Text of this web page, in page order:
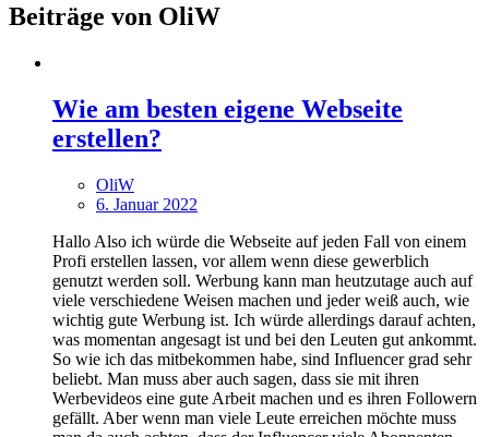
Beiträge von OliW
Wie am besten eigene Webseite
erstellen?
OliW
6. Januar 2022
Hallo Also ich würde die Webseite auf jeden Fall von einem
Profi erstellen lassen, vor allem wenn diese gewerblich
genutzt werden soll. Werbung kann man heutzutage auch auf
viele verschiedene Weisen machen und jeder weiß auch, wie
wichtig gute Werbung ist. Ich würde allerdings darauf achten,
was momentan angesagt ist und bei den Leuten gut ankommt.
So wie ich das mitbekommen habe, sind Influencer grad sehr
beliebt. Man muss aber auch sagen, dass sie mit ihren
Werbevideos eine gute Arbeit machen und es ihren Followern
gefällt. Aber wenn man viele Leute erreichen möchte muss